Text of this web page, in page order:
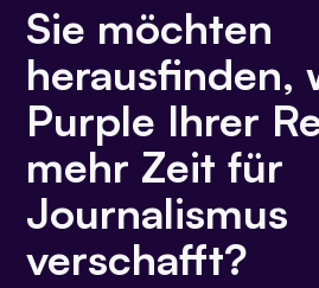
Sie möchten
herausfinden,
Purple Ihrer
mehr Zeit für
Journalismus
verschafft?